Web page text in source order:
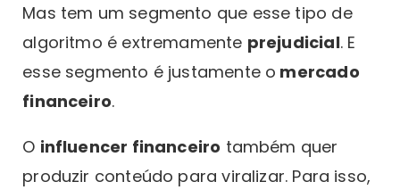
Mas tem um segmento que esse tipo de
algoritmo é extremamente prejudicial. E
esse segmento é justamente o mercado
financeiro.
O influencer financeiro também quer
produzir conteúdo para viralizar. Para isso,